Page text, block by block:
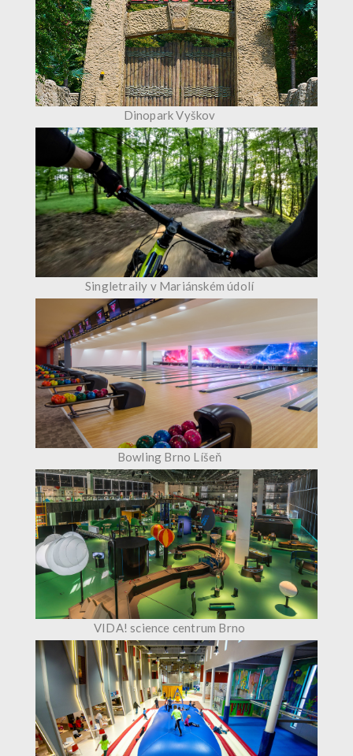
Dinopark Vyškov
Singletraily v Mariánském údolí
Bowling Brno Líšeň
VIDA! science centrum Brno